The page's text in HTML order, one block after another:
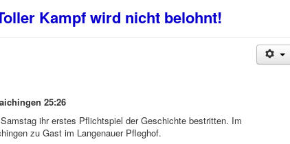
Kampf wird nicht belohnt!
25:26
ihr erstes Pflichtspiel der Geschichte bestritten. Im
zu Gast im Langenauer Pfleghof.